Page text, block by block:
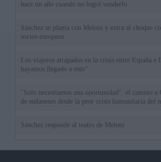
hace un año cuando no logró venderlo
Sánchez se planta con Meloni y entra al choque
socios europeos
Los viajeros atrapados en la crisis entre España
hayamos llegado a esto”
"Solo necesitamos una oportunidad": el camino a
de sudaneses desde la peor crisis humanitaria del
Sánchez responde al teatro de Meloni